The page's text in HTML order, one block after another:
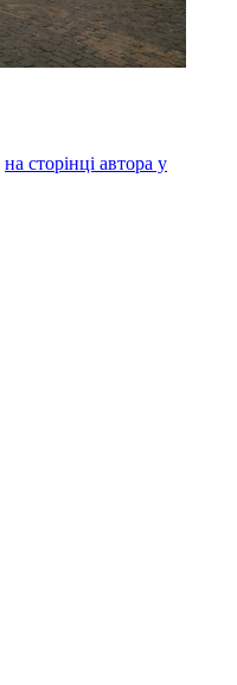
на сторінці автора у